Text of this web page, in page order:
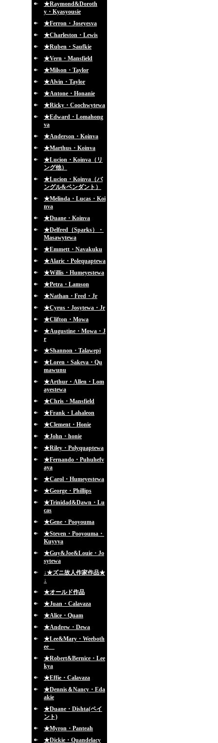
★Raymond&Doroth
y・Kyasyousie
★Ferron・Joseyesva
★Charleston・Lewis
★Ruben・Saufkie
★Vern・Mansfield
★Milson・Taylor
★Alvin・Taylor
★Antone・Honanie
★Ricky・Coochwytewa
★Edward・Lomahong
va
★Anderson・Koinva
★Marthus・Koinva
★Lucion・Koinva（リ
ング他）
★Lucion・Koinva（バ
ングル&ペンダント）
★Melinda・Lucas・Koi
nva
★Duane・Koinva
★Delfred（Sparks）・
Masawytewa
★Emmett・Navakuku
★Alaric・Polequaptewa
★Willis・Humeyestewa
★Petra・Lamson
★Nathan・Fred・Jr
★Cyrus・Josytewa・Jr
★Clifton・Mowa
★Augustine・Mowa・J
r
★Shannon・Talawepi
★Loren・Sakeva・Qu
mawunu
★Arthur・Allen・Lom
ayestewa
★Chris・Mansfield
★Frank・Lahaleon
★Clement・Honie
★John・honie
★Riley・Polyquaptewa
★Fernando・Puhuhefv
aya
★Carol・Humeyestewa
★George・Phillips
★Trinidad&Dawn・Lu
cas
★Gene・Pooyouma
★Steven・Pooyouma・
Kuyvya
★Guy&Joe&Louie・Jo
sytewa
↓★ズニ故人作家作品★
↓
★オールド作品
★Juan・Calavaza
★Alice・Quam
★Andrew・Dewa
★Lee&Mary・Weeboth
ee
★Robert&Bernice・Lee
kya
★Effie・Calavaza
★Dennis＆Nancy・Eda
akie
★Duane・Dishta(ペイ
ント)
★Myron・Panteah
★Dickie・Quandelacy